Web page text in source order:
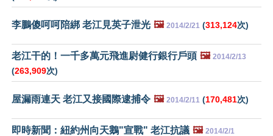
李鵬傻呵呵陪綁 老江見英子泄光 🖼️ 2014/2/21 (313,124次)
老江干的！一千多萬元飛進尉健行銀行戶頭 🖼️ 2014/2/13
(263,909次)
屋漏雨連天 老江又接國際逮捕令 🖼️ 2014/2/11 (170,481次)
即時新聞：紐約州向天鵝"宣戰" 老江抗議 🖼️ 2014/2/1